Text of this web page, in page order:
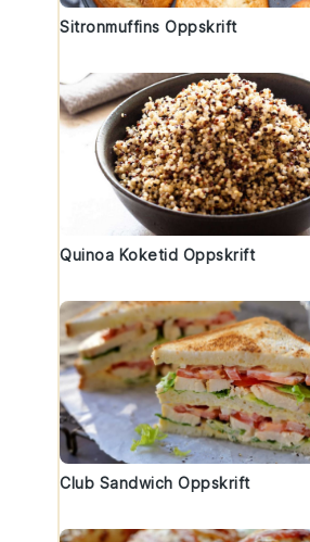
Sitronmuffins Oppskrift
Quinoa Koketid Oppskrift
Club Sandwich Oppskrift